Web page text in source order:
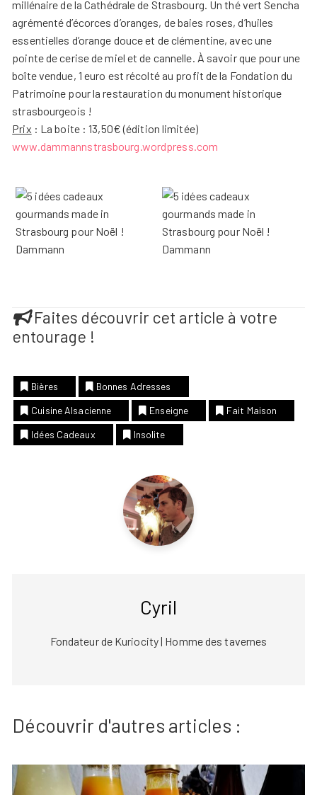
millénaire de la Cathédrale de Strasbourg. Un thé vert Sencha
agrémenté d’écorces d’oranges, de baies roses, d’huiles
essentielles d’orange douce et de clémentine, avec une
pointe de cerise de miel et de cannelle. À savoir que pour une
boîte vendue, 1 euro est récolté au profit de la Fondation du
Patrimoine pour la restauration du monument historique
strasbourgeois !
Prix : La boite : 13,50€ (édition limitée)
www.dammannstrasbourg.wordpress.com
Faites découvrir cet article à votre
entourage !
Bières
Bonnes Adresses
Cuisine Alsacienne
Enseigne
Fait Maison
Idées Cadeaux
Insolite
Cyril
Fondateur de Kuriocity | Homme des tavernes
Découvrir d'autres articles :